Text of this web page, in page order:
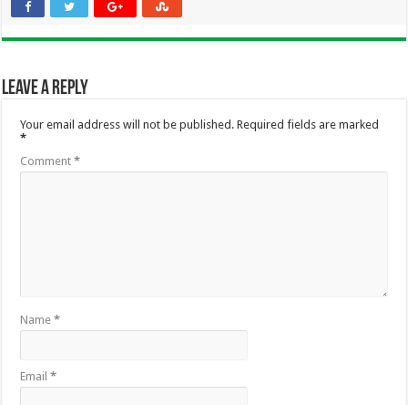
Leave a Reply
Your email address will not be published. Required fields are marked
*
Comment*
Name*
Email*